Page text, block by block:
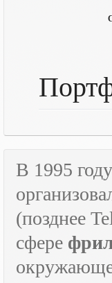
В 1995
(позднее
сфере